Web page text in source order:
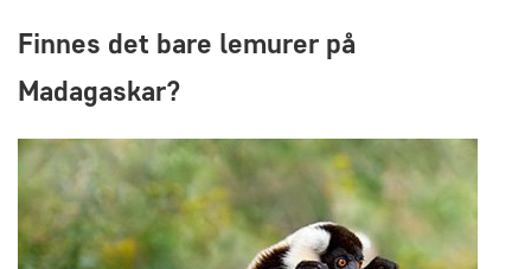
Finnes det bare lemurer på
Madagaskar?